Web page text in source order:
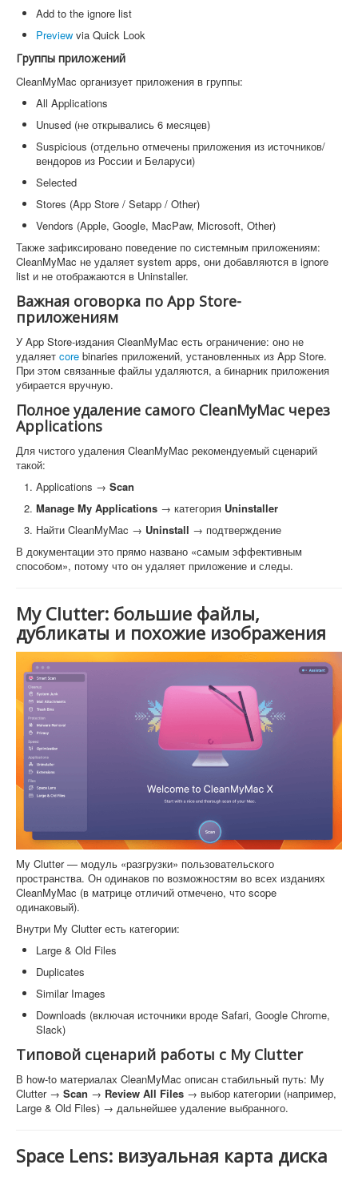
Add to the ignore list
Preview via Quick Look
Группы приложений
CleanMyMac организует приложения в группы:
All Applications
Unused (не открывались 6 месяцев)
Suspicious (отдельно отмечены приложения из источников/
вендоров из России и Беларуси)
Selected
Stores (App Store / Setapp / Other)
Vendors (Apple, Google, MacPaw, Microsoft, Other)
Также зафиксировано поведение по системным приложениям:
CleanMyMac не удаляет system apps, они добавляются в ignore
list и не отображаются в Uninstaller.
Важная оговорка по App Store-
приложениям
У App Store-издания CleanMyMac есть ограничение: оно не
удаляет core binaries приложений, установленных из App Store.
При этом связанные файлы удаляются, а бинарник приложения
убирается вручную.
Полное удаление самого CleanMyMac через
Applications
Для чистого удаления CleanMyMac рекомендуемый сценарий
такой:
Applications → Scan
Manage My Applications → категория Uninstaller
Найти CleanMyMac → Uninstall → подтверждение
В документации это прямо названо «самым эффективным
способом», потому что он удаляет приложение и следы.
My Clutter: большие файлы,
дубликаты и похожие изображения
My Clutter — модуль «разгрузки» пользовательского
пространства. Он одинаков по возможностям во всех изданиях
CleanMyMac (в матрице отличий отмечено, что scope
одинаковый).
Внутри My Clutter есть категории:
Large & Old Files
Duplicates
Similar Images
Downloads (включая источники вроде Safari, Google Chrome,
Slack)
Типовой сценарий работы с My Clutter
В how-to материалах CleanMyMac описан стабильный путь: My
Clutter → Scan → Review All Files → выбор категории (например,
Large & Old Files) → дальнейшее удаление выбранного.
Space Lens: визуальная карта диска